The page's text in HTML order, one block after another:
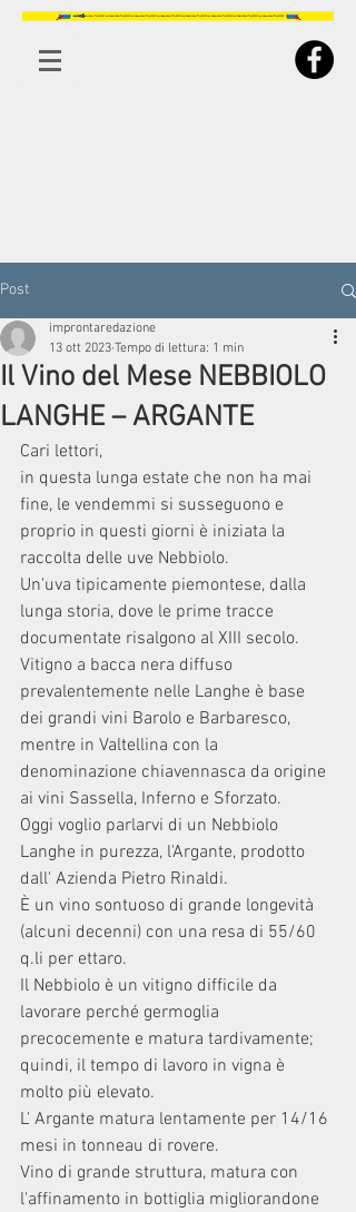
Post
Il Vino del Mese NEBBIOLO
LANGHE – ARGANTE
improntaredazione
13 ott 2023 Tempo di lettura: 1 min
Cari lettori,
in questa lunga estate che non ha mai
fine, le vendemmi si susseguono e
proprio in questi giorni è iniziata la
raccolta delle uve Nebbiolo.
Un'uva tipicamente piemontese, dalla
lunga storia, dove le prime tracce
documentate risalgono al XIII secolo.
Vitigno a bacca nera diffuso
prevalentemente nelle Langhe è base
dei grandi vini Barolo e Barbaresco,
mentre in Valtellina con la
denominazione chiavennasca da origine
ai vini Sassella, Inferno e Sforzato.
Oggi voglio parlarvi di un Nebbiolo
Langhe in purezza, l'Argante, prodotto
dall' Azienda Pietro Rinaldi.
È un vino sontuoso di grande longevità
(alcuni decenni) con una resa di 55/60
q.li per ettaro.
Il Nebbiolo è un vitigno difficile da
lavorare perché germoglia
precocemente e matura tardivamente;
quindi, il tempo di lavoro in vigna è
molto più elevato.
L' Argante matura lentamente per 14/16
mesi in tonneau di rovere.
Vino di grande struttura, matura con
l'affinamento in bottiglia migliorandone